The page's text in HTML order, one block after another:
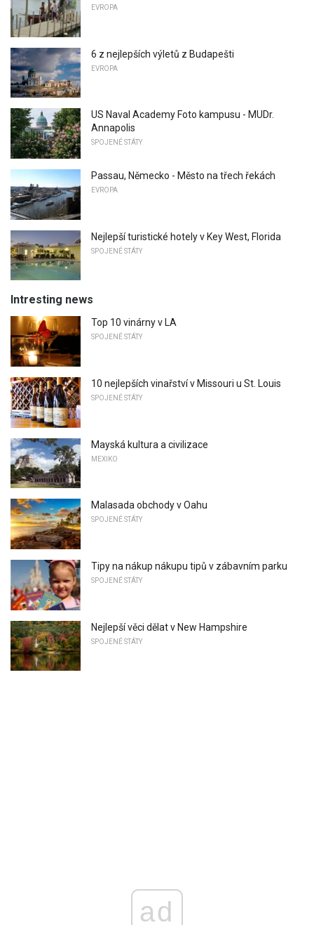
EVROPA
6 z nejlepších výletů z Budapešti
EVROPA
US Naval Academy Foto kampusu - MUDr.
Annapolis
SPOJENÉ STÁTY
Passau, Německo - Město na třech řekách
EVROPA
Nejlepší turistické hotely v Key West, Florida
SPOJENÉ STÁTY
Intresting news
Top 10 vinárny v LA
SPOJENÉ STÁTY
10 nejlepších vinařství v Missouri u St. Louis
SPOJENÉ STÁTY
Mayská kultura a civilizace
MEXIKO
Malasada obchody v Oahu
SPOJENÉ STÁTY
Tipy na nákup nákupu tipů v zábavním parku
SPOJENÉ STÁTY
Nejlepší věci dělat v New Hampshire
SPOJENÉ STÁTY
ad